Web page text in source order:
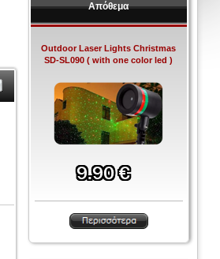
Απόθεμα
Outdoor Laser Lights Christmas
SD-SL090 ( with one color led )